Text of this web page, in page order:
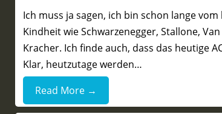
Ich muss ja sagen, ich bin schon lange
Kindheit wie Schwarzenegger, Stallone,
Kracher. Ich finde auch, dass das heutige
Klar, heutzutage werden…
Read More →